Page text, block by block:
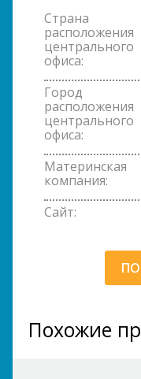
Страна
расположения
центрального
офиса:
Город
расположения
центрального
офиса:
Материнская
компания:
Сайт:
Похожие